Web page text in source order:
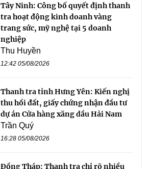
Tây Ninh: Công bố quyết định thanh
tra hoạt động kinh doanh vàng
trang sức, mỹ nghệ tại 5 doanh
nghiệp
Thu Huyền
12:42 05/08/2026
Thanh tra tỉnh Hưng Yên: Kiến nghị
thu hồi đất, giấy chứng nhận đầu tư
dự án Cửa hàng xăng dầu Hải Nam
Trần Quý
16:28 05/08/2026
Đồng Tháp: Thanh tra chỉ rõ nhiều